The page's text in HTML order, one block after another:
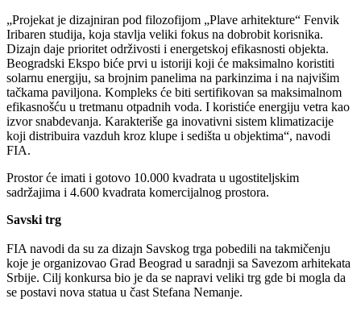
„Projekat je dizajniran pod filozofijom „Plave arhitekture“ Fenvik
Iribaren studija, koja stavlja veliki fokus na dobrobit korisnika.
Dizajn daje prioritet održivosti i energetskoj efikasnosti objekta.
Beogradski Ekspo biće prvi u istoriji koji će maksimalno koristiti
solarnu energiju, sa brojnim panelima na parkinzima i na najvišim
tačkama paviljona. Kompleks će biti sertifikovan sa maksimalnom
efikasnošću u tretmanu otpadnih voda. I koristiće energiju vetra kao
izvor snabdevanja. Karakteriše ga inovativni sistem klimatizacije
koji distribuira vazduh kroz klupe i sedišta u objektima“, navodi
FIA.
Prostor će imati i gotovo 10.000 kvadrata u ugostiteljskim
sadržajima i 4.600 kvadrata komercijalnog prostora.
Savski trg
FIA navodi da su za dizajn Savskog trga pobedili na takmičenju
koje je organizovao Grad Beograd u saradnji sa Savezom arhitekata
Srbije. Cilj konkursa bio je da se napravi veliki trg gde bi mogla da
se postavi nova statua u čast Stefana Nemanje.